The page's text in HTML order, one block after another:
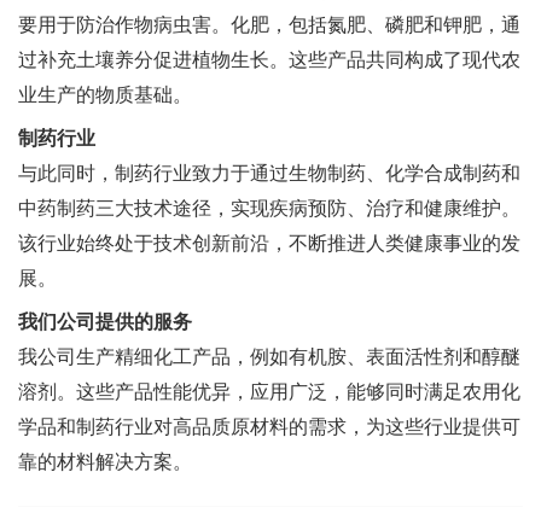
要用于防治作物病虫害。化肥，包括氮肥、磷肥和钾肥，通
过补充土壤养分促进植物生长。这些产品共同构成了现代农
业生产的物质基础。
制药行业
与此同时，制药行业致力于通过生物制药、化学合成制药和
中药制药三大技术途径，实现疾病预防、治疗和健康维护。
该行业始终处于技术创新前沿，不断推进人类健康事业的发
展。
我们公司提供的服务
我公司生产精细化工产品，例如有机胺、表面活性剂和醇醚
溶剂。这些产品性能优异，应用广泛，能够同时满足农用化
学品和制药行业对高品质原材料的需求，为这些行业提供可
靠的材料解决方案。